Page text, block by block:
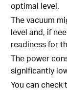
optimal level.
The vacuum
level and, if
readiness for
The power
significantly
You can